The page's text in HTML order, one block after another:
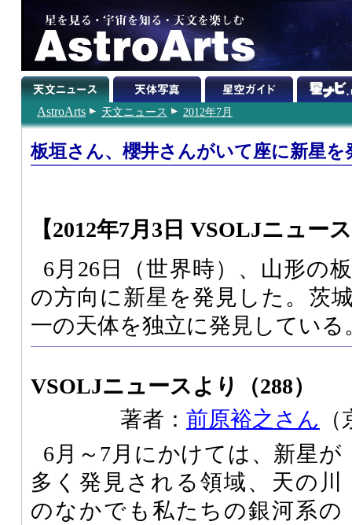
AstroArts 天文ニュース 2012年7月
板垣さん、櫻井さんがいて座に新星を
【2012年7月3日 VSOLJニュー
6月26日（世界時）、山形の
の方向に新星を発見した。茨
一の天体を独立に発見している
VSOLJニュースより（288）
著者： 前原裕之さん
6月～7月にかけては、新星が
多く発見される領域、天の川
のなかでも私たちの銀河系の